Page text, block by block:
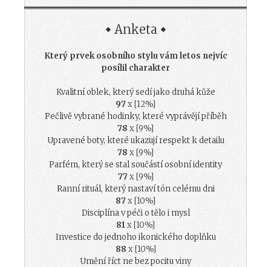
Anketa
Který prvek osobního stylu vám letos nejvíc
posílil charakter
Kvalitní oblek, který sedí jako druhá kůže
97x [12%]
Pečlivě vybrané hodinky, které vyprávějí příběh
78 x [9%]
Upravené boty, které ukazují respekt k detailu
78 x [9%]
Parfém, který se stal součástí osobní identity
77x [9%]
Ranní rituál, který nastaví tón celému dni
87x [10%]
Disciplína v péči o tělo i mysl
81x [10%]
Investice do jednoho ikonického doplňku
88 x [10%]
Umění říct ne bez pocitu viny